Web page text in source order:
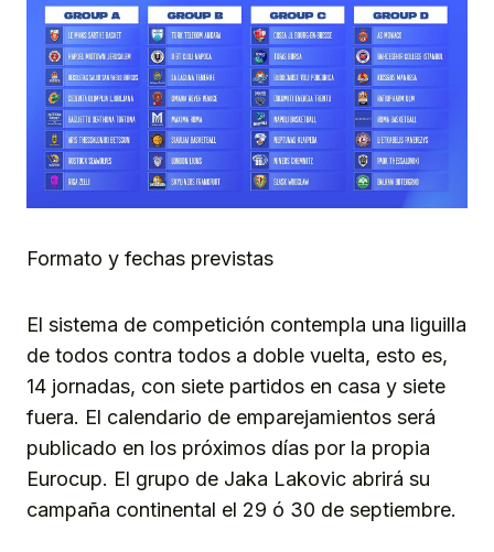
Formato y fechas previstas
El sistema de competición contempla una liguilla
de todos contra todos a doble vuelta, esto es,
14 jornadas, con siete partidos en casa y siete
fuera. El calendario de emparejamientos será
publicado en los próximos días por la propia
Eurocup. El grupo de Jaka Lakovic abrirá su
campaña continental el 29 ó 30 de septiembre.